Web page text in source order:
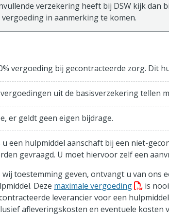
verzekering heeft bij DSW kijk
in aanmerking te komen.
basisverzekering
vergoeding bij gecontracteerde zorg. Dit
vergoedingen uit de basisverzekering tellen
er geldt geen eigen bijdrage.
u een hulpmiddel aanschaft bij een niet-
gevraagd. U moet hiervoor zelf een
wij toestemming geven, ontvangt u van ons
Deze maximale vergoeding(PDF
is
leverancier voor een
afleveringskosten en eventuele kosten